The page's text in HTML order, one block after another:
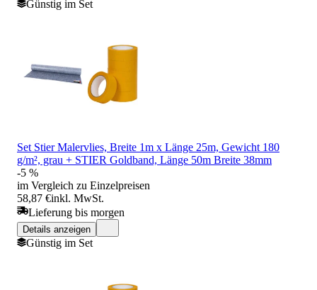
Günstig im Set
Set Stier Malervlies, Breite 1m x Länge 25m, Gewicht 180
g/m², grau + STIER Goldband, Länge 50m Breite 38mm
-5 %
im Vergleich zu Einzelpreisen
58,87 €inkl. MwSt.
Lieferung bis morgen
Details anzeigen
Günstig im Set